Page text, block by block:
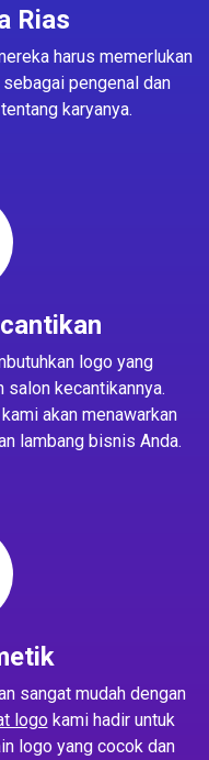
Rias
harus memerlukan
pengenal dan
karyanya.
logo yang
salon kecantikannya.
akan menawarkan
lambang bisnis Anda.
sangat mudah dengan
logokami hadir untuk
logo yang cocok dan